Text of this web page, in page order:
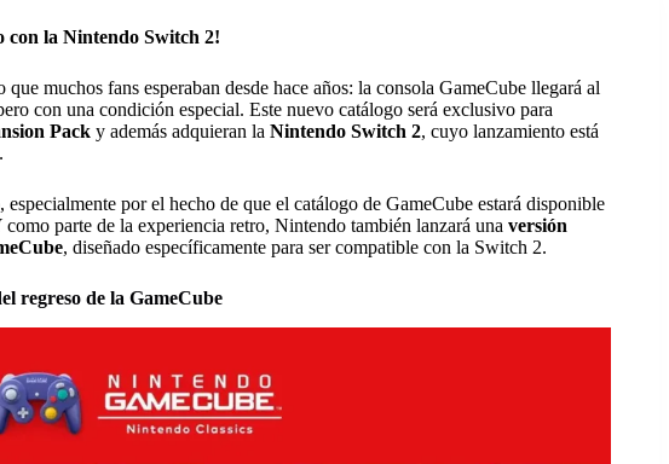
con la Nintendo Switch 2!
muchos fans esperaban desde hace años: la consola GameCube llegará al
con una condición especial. Este nuevo catálogo será exclusivo para
Pack y además adquieran la Nintendo Switch 2, cuyo lanzamiento está
.
por el hecho de que el catálogo de GameCube estará disponible
como parte de la experiencia retro, Nintendo también lanzará una versión
, diseñado específicamente para ser compatible con la Switch 2.
regreso de la GameCube